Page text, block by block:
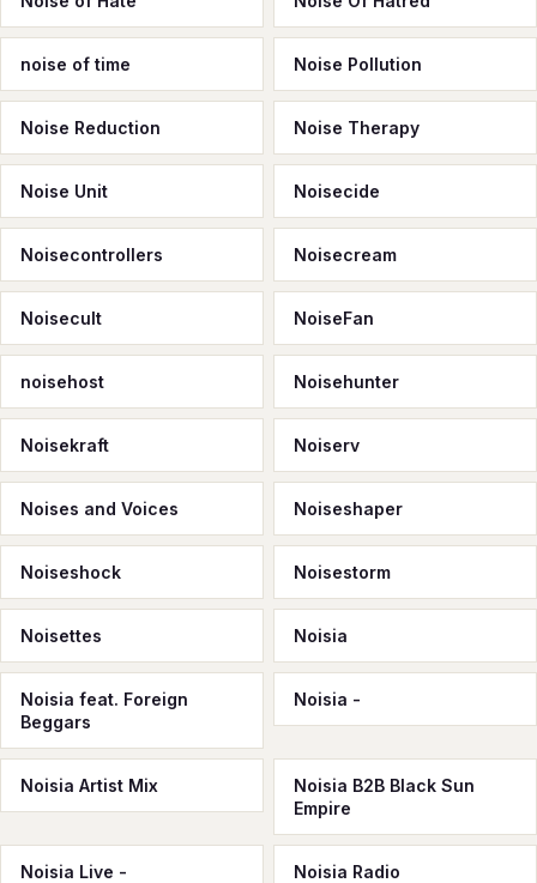
noise of time Noise Pollution
Noise Reduction Noise Therapy
Noise Unit Noisecide
Noisecontrollers Noisecream
Noisecult NoiseFan
noisehost Noisehunter
Noisekraft Noiserv
Noises and Voices Noiseshaper
Noiseshock Noisestorm
Noisettes Noisia
Noisia feat. Foreign
Beggars
Noisia -
Noisia Artist Mix
Noisia B2B Black Sun
Empire
Noisia Live - Noisia Radio